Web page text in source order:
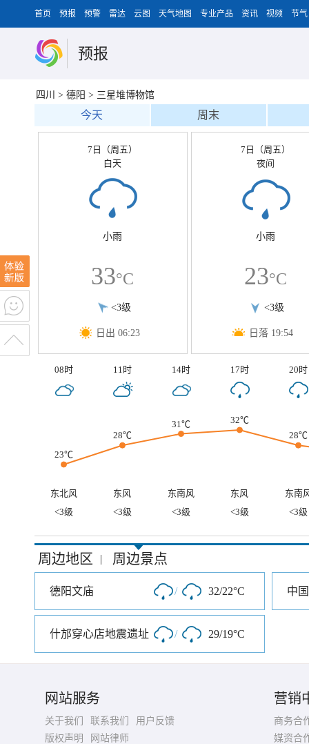
首页 预报 预警 雷达 云图 天气地图 专业产品 资讯 视频 节气
预报
四川 > 德阳 > 三星堆博物馆
今天 周末
7日（周五）
白天
小雨
33°C
<3级
日出 06:23
7日（周五）
夜间
小雨
23°C
<3级
日落 19:54
08时 11时 14时 17时 20时
23℃
28℃
31℃
32℃
28℃
东北风 东风 东南风 东风
东南
<3级
<3级 <3级 <3级 <3级
周边地区 | 周边景点
德阳文庙 / 32/22°C 中
什邡穿心店地震遗址 / 29/19°C
网站服务
关于我们 联系我们
用户反馈
版权声明
网站律师
营销
商务合
媒资合